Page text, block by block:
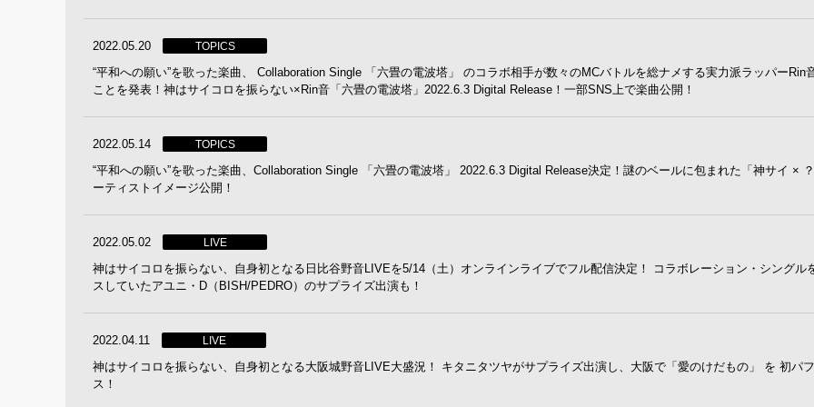
2022.05.20 TOPICS
“平和への願い”を歌った楽曲、 Collaboration Single 「六畳の電波塔」 のコラボ相手が数々のMCバトルを総ナメする実力派ラッパーRin
ことを発表！神はサイコロを振らない×Rin音「六畳の電波塔」2022.6.3 Digital Release！一部SNS上で楽曲公開！
2022.05.14 TOPICS
“平和への願い”を歌った楽曲、Collaboration Single 「六畳の電波塔」 2022.6.3 Digital Release決定！謎のベールに包まれた「神サイ ×
ーティストイメージ公開！
2022.05.02 LIVE
神はサイコロを振らない、自身初となる日比谷野音LIVEを5/14（土）オンラインライブでフル配信決定！ コラボレーション・シングル
スしていたアユニ・D（BISH/PEDRO）のサプライズ出演も！
2022.04.11 LIVE
神はサイコロを振らない、自身初となる大阪城野音LIVE大盛況！ キタニタツヤがサプライズ出演し、大阪で「愛のけだもの」 を 初パ
ス！